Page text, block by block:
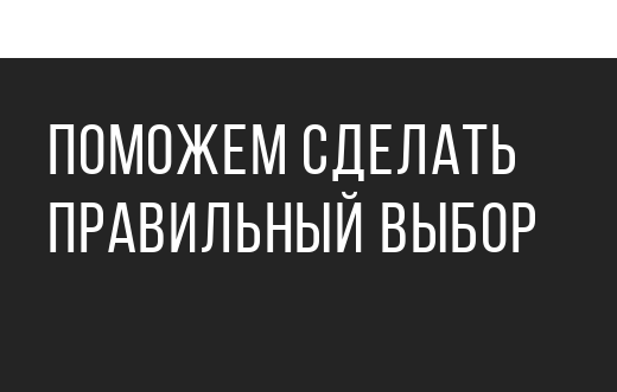
ПОМОЖЕМ СДЕЛАТЬ
ПРАВИЛЬНЫЙ ВЫБОР